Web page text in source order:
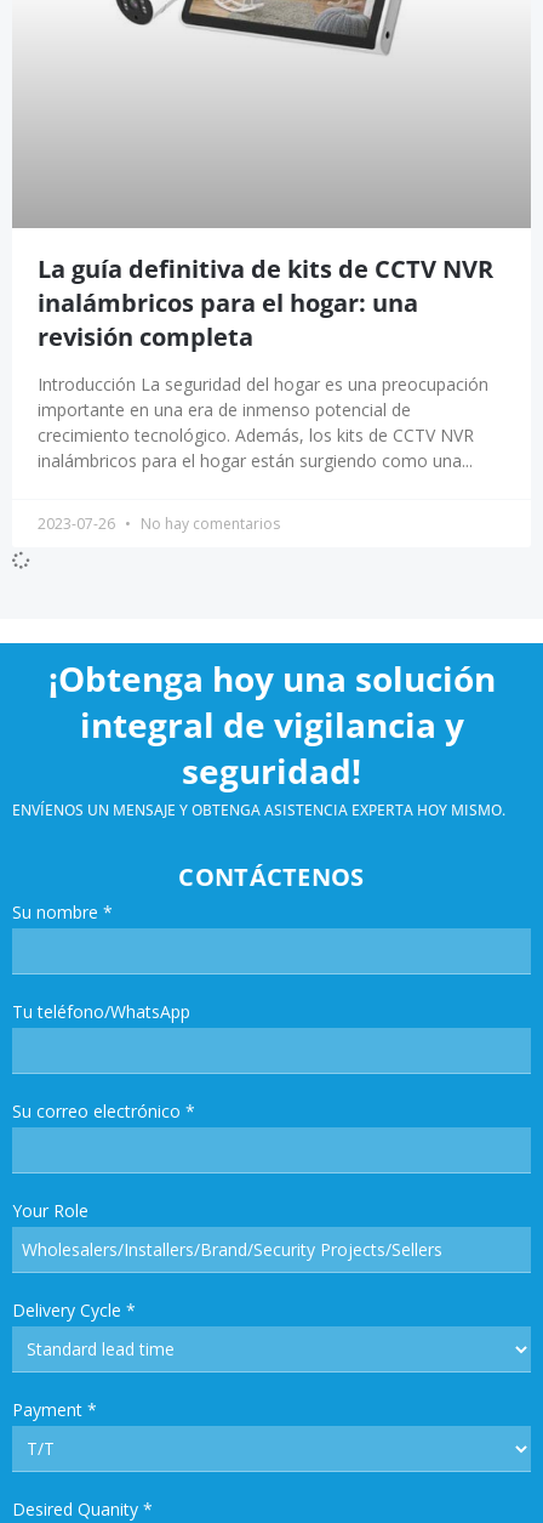
La guía definitiva de kits de CCTV NVR
inalámbricos para el hogar: una
revisión completa
Introducción La seguridad del hogar es una preocupación
importante en una era de inmenso potencial de
crecimiento tecnológico. Además, los kits de CCTV NVR
inalámbricos para el hogar están surgiendo como una...
2023-07-26 No hay comentarios
¡Obtenga hoy una solución
integral de vigilancia y
seguridad!
ENVÍENOS UN MENSAJE Y OBTENGA ASISTENCIA EXPERTA HOY MISMO.
CONTÁCTENOS
Su nombre *
Tu teléfono/WhatsApp
Su correo electrónico *
Your Role
Delivery Cycle *
Payment *
Desired Quanity *